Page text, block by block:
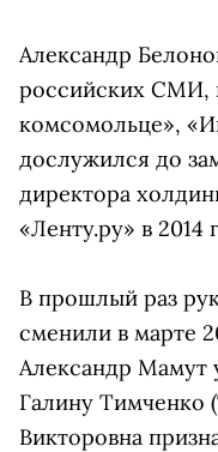
Александр
российских СМИ,
комсомольце»,
дослужился до
директора
«Ленту.ру» в 2014
В прошлый раз
сменили в марте
Александр Мамут
Галину Тимченко
Викторовна